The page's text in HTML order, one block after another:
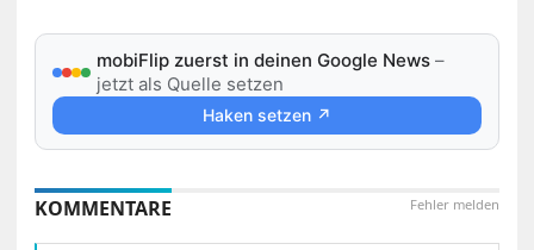
mobiFlip zuerst in deinen Google News –
jetzt als Quelle setzen
Haken setzen ↗
Fehler melden
KOMMENTARE